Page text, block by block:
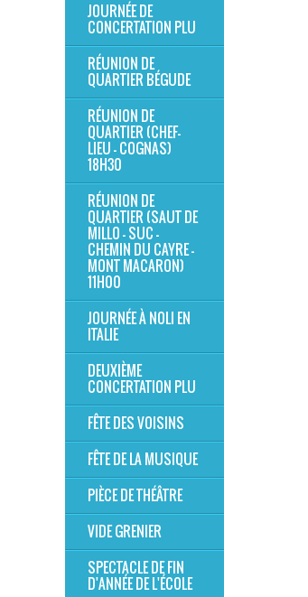
JOURNÉE DE
CONCERTATION PLU
RÉUNION DE
QUARTIER BÉGUDE
RÉUNION DE
QUARTIER (CHEF-
LIEU - COGNAS)
18H30
RÉUNION DE
QUARTIER (SAUT DE
MILLO - SUC -
CHEMIN DU CAYRE -
MONT MACARON)
11H00
JOURNÉE À NOLI EN
ITALIE
DEUXIÈME
CONCERTATION PLU
FÊTE DES VOISINS
FÊTE DE LA MUSIQUE
PIÈCE DE THÉÂTRE
VIDE GRENIER
SPECTACLE DE FIN
D'ANNÉE DE L'ÉCOLE